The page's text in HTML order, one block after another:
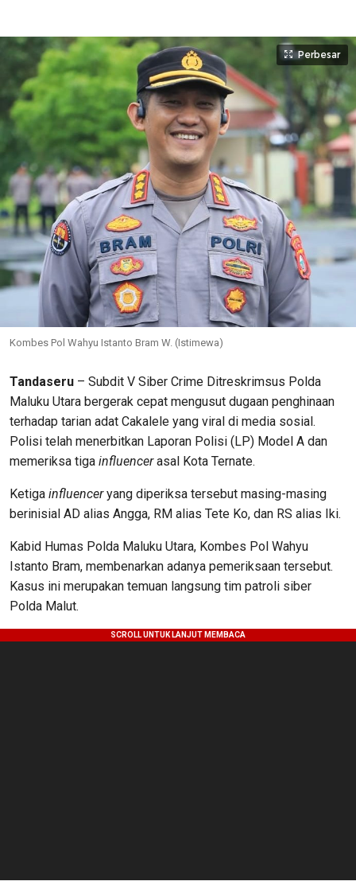
Perbesar
Kombes Pol Wahyu Istanto Bram W. (Istimewa)
Tandaseru – Subdit V Siber Crime Ditreskrimsus Polda
Maluku Utara bergerak cepat mengusut dugaan penghinaan
terhadap tarian adat Cakalele yang viral di media sosial.
Polisi telah menerbitkan Laporan Polisi (LP) Model A dan
memeriksa tiga influencerasal Kota Ternate.
Ketiga influenceryang diperiksa tersebut masing-masing
berinisial AD alias Angga, RM alias Tete Ko, dan RS alias Iki.
Kabid Humas Polda Maluku Utara, Kombes Pol Wahyu
Istanto Bram, membenarkan adanya pemeriksaan tersebut.
Kasus ini merupakan temuan langsung tim patroli siber
Polda Malut.